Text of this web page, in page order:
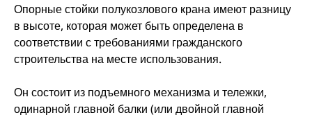
Опорные стойки полукозлового крана имеют разницу
в высоте, которая может быть определена в
соответствии с требованиями гражданского
строительства на месте использования.
Он состоит из подъемного механизма и тележки,
одинарной главной балки (или двойной главной